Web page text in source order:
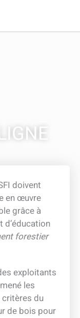
doivent
en œuvre
grâce à
forestier
exploitants
les
du
de bois pour